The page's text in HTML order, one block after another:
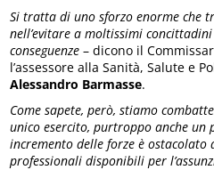
Si tratta di uno sforzo enorme che
nell’evitare a moltissimi
conseguenze– dicono il
l’assessore alla Sanità, Salute e
Alessandro Barmasse.
Come sapete, però, stiamo
unico esercito, purtroppo anche un
incremento delle forze è
professionali disponibili per